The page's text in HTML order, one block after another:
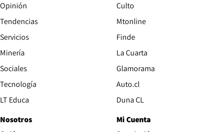
Opinión
Tendencias
Servicios
Minería
Sociales
Tecnología
LT Educa
Culto
Mtonline
Finde
La Cuarta
Glamorama
Auto.clOpens in new window
Duna CLOpens in new window
Nosotros
Mi Cuenta